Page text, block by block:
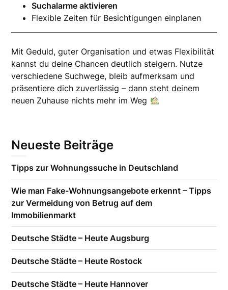
Suchalarme aktivieren
Flexible Zeiten für Besichtigungen einplanen
Mit Geduld, guter Organisation und etwas Flexibilität
kannst du deine Chancen deutlich steigern. Nutze
verschiedene Suchwege, bleib aufmerksam und
präsentiere dich zuverlässig – dann steht deinem
neuen Zuhause nichts mehr im Weg
Neueste Beiträge
Tipps zur Wohnungssuche in Deutschland
Wie man Fake-Wohnungsangebote erkennt – Tipps
zur Vermeidung von Betrug auf dem
Immobilienmarkt
Deutsche Städte – Heute Augsburg
Deutsche Städte – Heute Rostock
Deutsche Städte – Heute Hannover